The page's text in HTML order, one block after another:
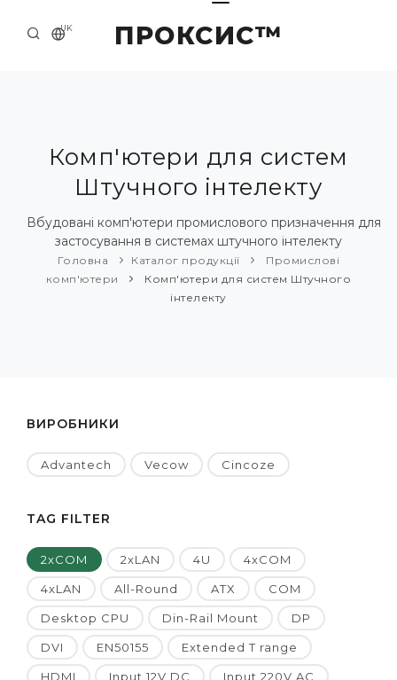
ПРОКСИС™
UK
ПРО НАС
ПРИКЛАДИ ТА РІШЕННЯ
КАТАЛОГ ПРОДУКЦІЇ
НОВИНИ
Комп'ютери для систем
Штучного інтелекту
Вбудовані комп'ютери промислового призначення для
застосування в системах штучного інтелекту
Головна Каталог продукції
Промислові
комп'ютери
Комп'ютери для систем Штучного
інтелекту
ВИРОБНИКИ
Advantech Vecow Cincoze
TAG FILTER
2xCOM 2xLAN 4U 4xCOM
4xLAN All-Round ATX COM
Desktop CPU Din-Rail Mount DP
DVI EN50155 Extended T range
HDMI Input 12V DC Input 220V AC